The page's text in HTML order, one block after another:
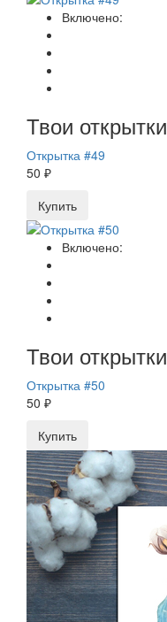
Включено:
Твои открытки
Открытка #49
50 ₽
Купить
Включено:
Твои открытки
Открытка #50
50 ₽
Купить